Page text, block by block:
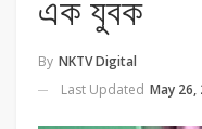
এক যুবক
By NKTV Digital
Last Updated May 26,